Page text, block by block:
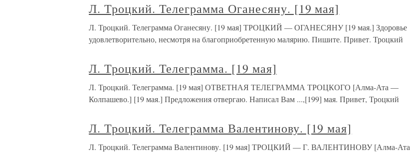
Л. Троцкий. Телеграмма Оганесяну. [19 мая]
Л. Троцкий. Телеграмма Оганесяну. [19 мая] ТРОЦКИЙ — ОГАНЕСЯНУ [19 мая.] Здоровье
удовлетворительно, несмотря на благоприобретенную малярию. Пишите. Привет. Троцкий
Л. Троцкий. Телеграмма. [19 мая]
Л. Троцкий. Телеграмма. [19 мая] ОТВЕТНАЯ ТЕЛЕГРАММА ТРОЦКОГО [Алма-Ата —
Колпашево.] [19 мая.] Предложения отвергаю. Написал Вам ...,[199] мая. Привет, Троцкий
Л. Троцкий. Телеграмма Валентинову. [19 мая]
Л. Троцкий. Телеграмма Валентинову. [19 мая] ТРОЦКИЙ — Г. ВАЛЕНТИНОВУ [Алма-Ата